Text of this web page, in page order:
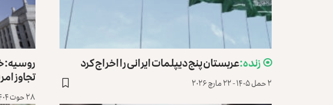
عربستان پنج دیپلمات ایرانی را اخراج کرد
۲ حمل ۱۴۰۵ - ۲۲ مارچ ۲۰۲۶
روسیه:
تجاوز
۲۸ حوت ۱۴۰۴ - ۱۹ مارچ ۲۰۲۶